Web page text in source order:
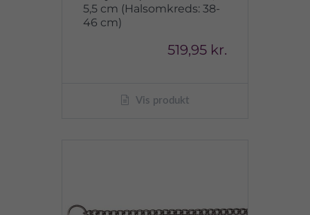
5,5 cm (Halsomkreds: 38-
46 cm)
519,95 kr.
Vis produkt